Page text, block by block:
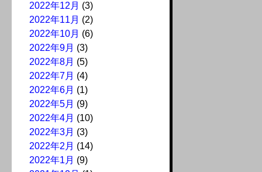
2022年12月 (3)
2022年11月 (2)
2022年10月 (6)
2022年9月 (3)
2022年8月 (5)
2022年7月 (4)
2022年6月 (1)
2022年5月 (9)
2022年4月 (10)
2022年3月 (3)
2022年2月 (14)
2022年1月 (9)